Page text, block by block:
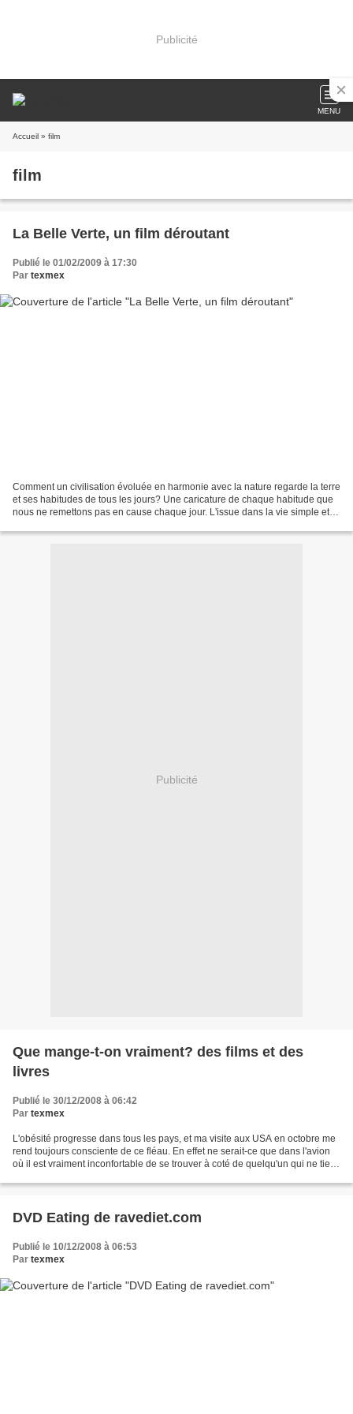
Publicité
MENU
Accueil » film
film
La Belle Verte, un film déroutant
Publié le 01/02/2009 à 17:30
Par texmex
Comment un civilisation évoluée en harmonie avec la nature regarde la terre
et ses habitudes de tous les jours? Une caricature de chaque habitude que
nous ne remettons pas en cause chaque jour. L'issue dans la vie simple et
Publicité
Que mange-t-on vraiment? des films et des
livres
Publié le 30/12/2008 à 06:42
Par texmex
L'obésité progresse dans tous les pays, et ma visite aux USA en octobre me
rend toujours consciente de ce fléau. En effet ne serait-ce que dans l'avion
où il est vraiment inconfortable de se trouver à coté de quelqu'un qui ne tient
DVD Eating de ravediet.com
Publié le 10/12/2008 à 06:53
Par texmex